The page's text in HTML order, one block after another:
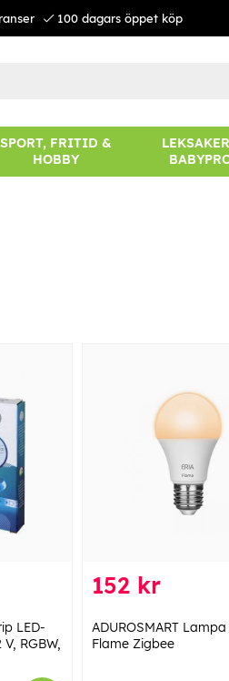
100 dagars öppet köp
SPORT, FRITID &
HOBBY
LED-
RGBW,
152 kr
ADUROSMART Lampa
Flame Zigbee